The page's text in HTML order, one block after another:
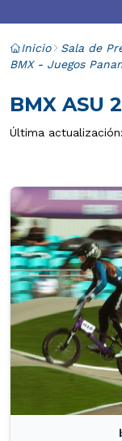
Inicio Sala de
BMX - Juegos
BMX ASU
Última